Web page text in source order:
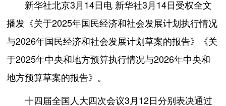
新华社北京3月14日电 新华社3月14日受权全文
播发《关于2025年国民经济和社会发展计划执行情况
与2026年国民经济和社会发展计划草案的报告》《关
于2025年中央和地方预算执行情况与2026年中央和
地方预算草案的报告》。
十四届全国人大四次会议3月12日分别表决通过